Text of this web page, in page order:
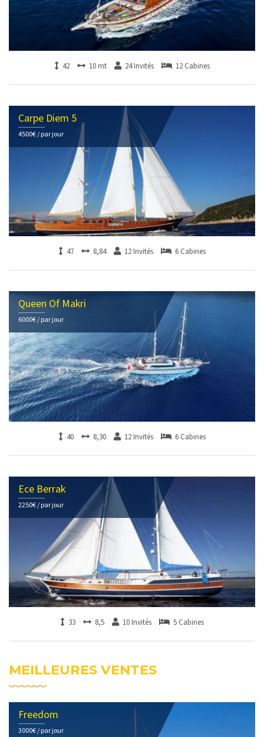
42 10 mt 24 Invités 12 Cabines
Carpe Diem 5
4500€ / par jour
47 8,84 12 Invités 6 Cabines
Queen Of Makri
6000€ / par jour
40 8,30 12 Invités 6 Cabines
Ece Berrak
2250€ / par jour
33 8,5 10 Invités 5 Cabines
MEILLEURES VENTES
Freedom
3000€ / par jour